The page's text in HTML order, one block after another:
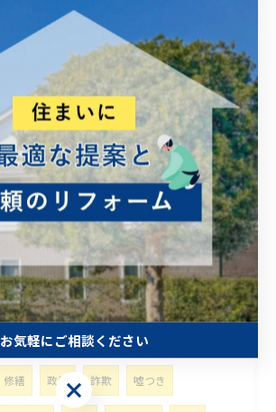
高齢者 やさしい
カバー工法 補助金 突然
壊れる 積乱雲 積雲 悩み事
富士山噴火 比較 相続 移転登記
司法書士 家族 想い出 航空機事故
太陽光パネル リサイクル問題 侵攻
太陽光 再生可能エネルギー 困った
トイレ 台風対策 災害 豪雨
安全運転 株価 外壁塗装
修繕 政治 詐欺 噓つき
お気軽にご相談ください
お気軽にご相談ください